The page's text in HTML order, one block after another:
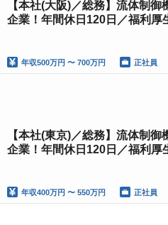
【本社(大阪)／総務】流体制
企業！年間休日120日／福利
年収500万円 〜 700万円 正社員
【本社(東京)／総務】流体制
企業！年間休日120日／福利
年収400万円 〜 550万円 正社員